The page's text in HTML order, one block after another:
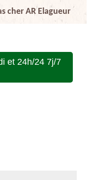
cher AR Elagueur
et 24h/24 7j/7